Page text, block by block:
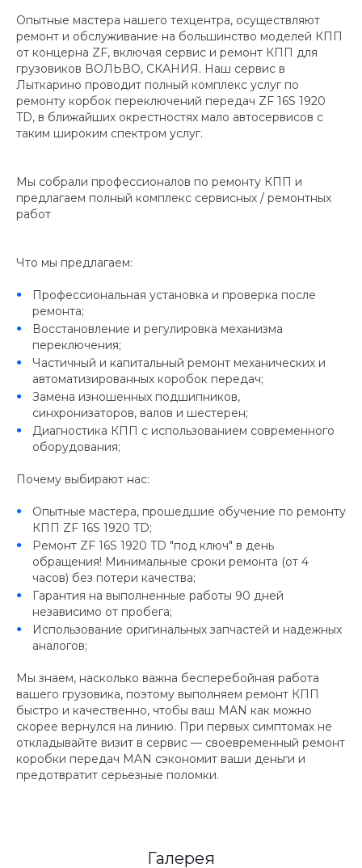
Опытные мастера нашего техцентра, осуществляют
ремонт и обслуживание на большинство моделей КПП
от концерна ZF, включая сервис и ремонт КПП для
грузовиков ВОЛЬВО, СКАНИЯ. Наш сервис в
Лыткарино проводит полный комплекс услуг по
ремонту корбок переключений передач ZF 16S 1920
TD, в ближайших окрестностях мало автосервисов с
таким широким спектром услуг.
Мы собрали профессионалов по ремонту КПП и
предлагаем полный комплекс сервисных / ремонтных
работ
Что мы предлагаем:
Профессиональная установка и проверка после
ремонта;
Восстановление и регулировка механизма
переключения;
Частичный и капитальный ремонт механических и
автоматизированных коробок передач;
Замена изношенных подшипников,
синхронизаторов, валов и шестерен;
Диагностика КПП с использованием современного
оборудования;
Почему выбирают нас:
Опытные мастера, прошедшие обучение по ремонту
КПП ZF 16S 1920 TD;
Ремонт ZF 16S 1920 TD "под ключ" в день
обращения! Минимальные сроки ремонта (от 4
часов) без потери качества;
Гарантия на выполненные работы 90 дней
независимо от пробега;
Использование оригинальных запчастей и надежных
аналогов;
Мы знаем, насколько важна бесперебойная работа
вашего грузовика, поэтому выполняем ремонт КПП
быстро и качественно, чтобы ваш MAN как можно
скорее вернулся на линию. При первых симптомах не
откладывайте визит в сервис — своевременный ремонт
коробки передач MAN сэкономит ваши деньги и
предотвратит серьезные поломки.
Галерея